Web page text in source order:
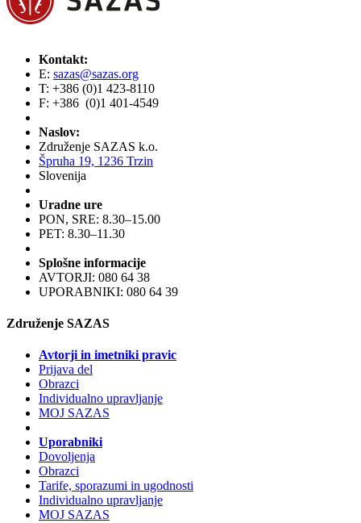
Kontakt:
E: sazas@sazas.org
T: +386 (0)1 423-8110
F: +386 (0)1 401-4549
Naslov:
Združenje SAZAS k.o.
Špruha 19, 1236 Trzin
Slovenija
Uradne ure
PON, SRE: 8.30–15.00
PET: 8.30–11.30
Splošne informacije
AVTORJI: 080 64 38
UPORABNIKI: 080 64 39
Združenje SAZAS
Avtorji in imetniki pravic
Prijava del
Obrazci
Individualno upravljanje
MOJ SAZAS
Uporabniki
Dovoljenja
Obrazci
Tarife, sporazumi in ugodnosti
Individualno upravljanje
MOJ SAZAS